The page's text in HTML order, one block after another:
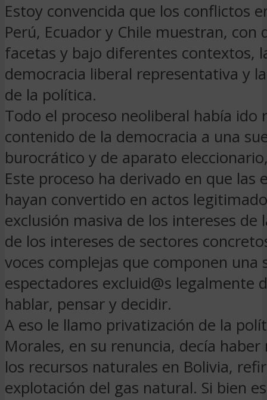
Estoy convencida que los conflictos
Perú, Ecuador y Chile muestran, con
facetas y bajo diferentes contextos,
democracia liberal representativa y
de la política.
Todo el proceso neoliberal había ido
contenido de la democracia a una
burocrático y de aparato
Este proceso ha derivado en que las
hayan convertido en actos
exclusión masiva de los intereses de
de los intereses de sectores
voces complejas que componen una
espectadores excluid@s legalmente
hablar, pensar y decidir.
A eso le llamo privatización de la
Morales, en su renuncia, decía haber
los recursos naturales en Bolivia,
explotación del gas natural. Si bien